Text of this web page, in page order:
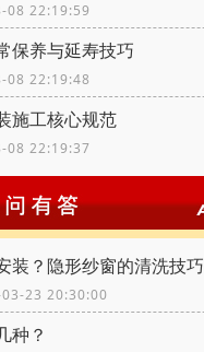
08 22:19:59
保养与延寿技巧
08 22:19:48
施工核心规范
08 22:19:37
装？隐形纱窗的清洗技巧
23 20:30:00
种？